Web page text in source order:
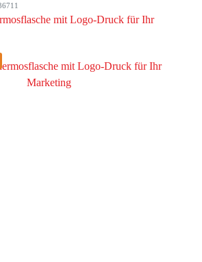
mit Logo-Druck für Ihr